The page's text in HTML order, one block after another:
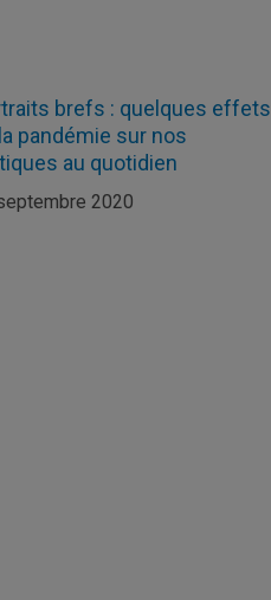
brefs : quelques effets
pandémie sur nos
au quotidien
2020